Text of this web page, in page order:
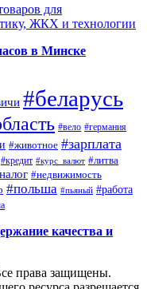
для
ЖКХ и технологии
в Минске
#беларусь
#вело #германия
#животное #зарплата
#кредит #курс_валют #литва
#недвижимость
#польша #пьяный #работа
качества и
права защищены.